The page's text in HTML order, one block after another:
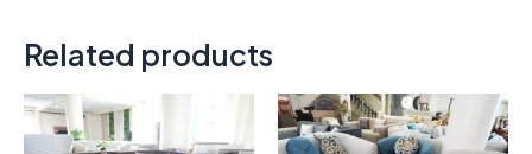
Related products